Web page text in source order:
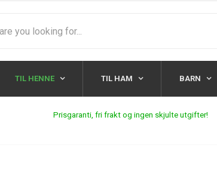
TIL HENNE TIL HAM BARN
Prisgaranti, fri frakt og ingen skjulte utgifter!